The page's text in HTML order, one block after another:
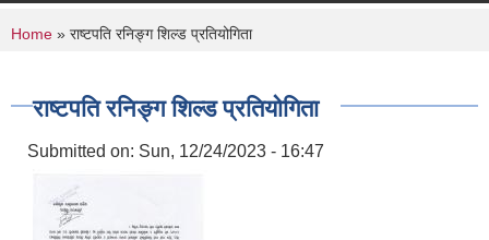
You are here
Home » राष्टपति रनिङ्ग शिल्ड प्रतियोगिता
राष्टपति रनिङ्ग शिल्ड प्रतियोगिता
Submitted on: Sun, 12/24/2023 - 16:47